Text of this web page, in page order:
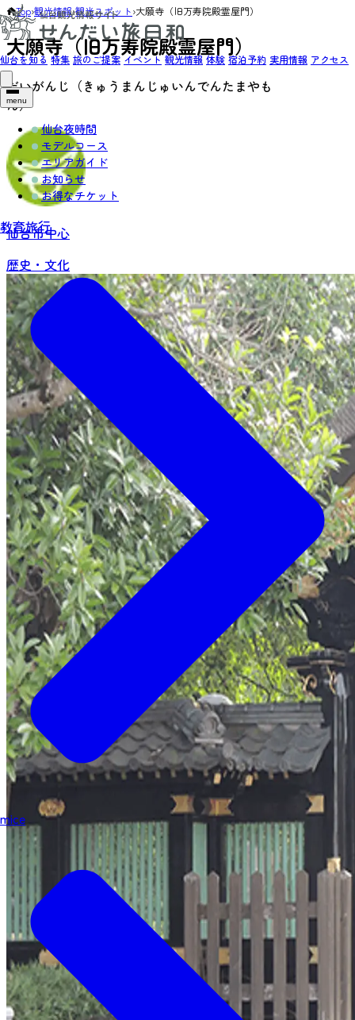
仙台を知る 特集 旅のご提案 イベント 観光情報 体験 宿泊予約 実用情報 アクセス
menu
仙台夜時間
モデルコース
エリアガイド
お知らせ
お得なチケット
教育旅行
mice
Top›観光情報›観光スポット›大願寺（旧万寿院殿霊屋門）
大願寺（旧万寿院殿霊屋門）
だいがんじ（きゅうまんじゅいんでんたまやも
ん）
仙台市中心
歴史・文化